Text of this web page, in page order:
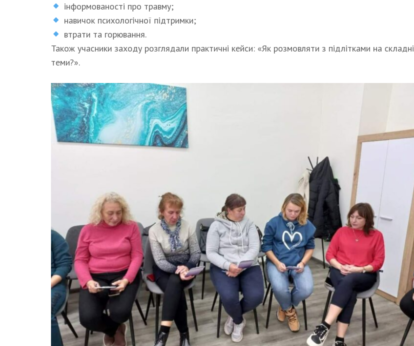
інформованості про травму;
навичок психологічної підтримки;
втрати та горювання.
Також учасники заходу розглядали практичні кейси: «Як розмовляти з підлітками на складні
теми?».